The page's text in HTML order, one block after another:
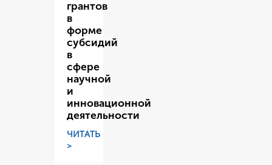
грантов
в
форме
субсидий
в
сфере
научной
и
инновационной
деятельности
ЧИТАТЬ
>